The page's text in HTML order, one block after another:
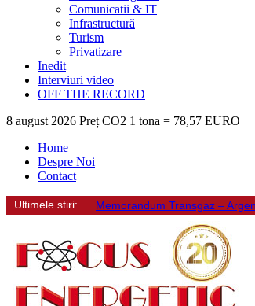
Comunicatii & IT
Infrastructură
Turism
Privatizare
Inedit
Interviuri video
OFF THE RECORD
8 august 2026 Preț CO2 1 tona = 78,57
Home
Despre Noi
Contact
Ultimele stiri: Memorandum Transgaz –